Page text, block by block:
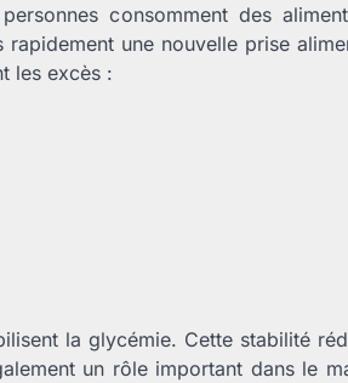
consomment des
une nouvelle prise
les excès :
la glycémie. Cette stabilité
un rôle important dans le